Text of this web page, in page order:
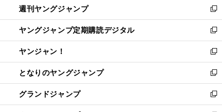
く
で
開
く
ド
ウ
で
開
く
ィ
ン
ド
ウ
で
開
く
週刊ヤングジャンプ
新
し
い
ウ
ィ
ン
ド
ウ
で
開
ヤングジャンプ定期購読デジタル
新
し
い
ウ
ィ
ン
ド
ウ
ヤンジャン！
新
し
い
ウ
ィ
ン
となりのヤングジャンプ
新
し
い
ウ
グランドジャンプ
新
し